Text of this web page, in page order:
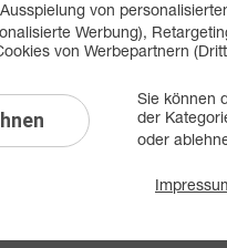
Daten-Roaming
Daten-Roaming ein-
Daten-Roaming ein-
Daten-Roaming
Ausspielung von
Werbung),
von Werbepartnern
Sie können
der
oder